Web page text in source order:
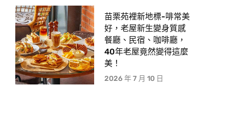
苗栗苑裡新地標-啡常美
好，老屋新生變身質感
餐廳、民宿、咖啡廳，
40年老屋竟然變得這麼
美！
2026 年 7 月 10 日